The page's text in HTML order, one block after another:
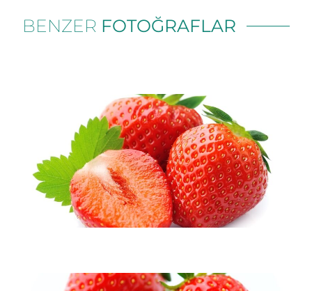
BENZER FOTOĞRAFLAR